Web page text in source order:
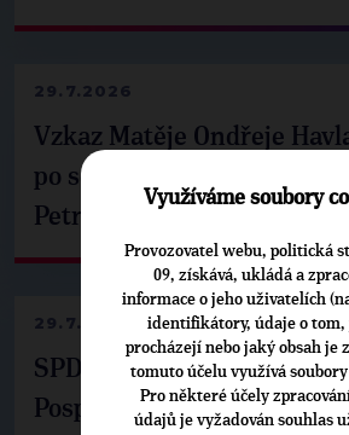
29.7.2026
Vzkaz Matěje Ondřeje
po setkání s prezidentem
Petrem Pavlem
29.7.2026
SPD už není ve zprávě o
Pospíšil: Je tu pachuť
Využíváme soubory
Provozovatel webu, politická
09, získává, ukládá a
informace o jeho uživatelích
identifikátory, údaje o tom,
procházejí nebo jaký obsah je
tomuto účelu využívá soubory
Pro některé účely
údajů je vyžadován souhlas